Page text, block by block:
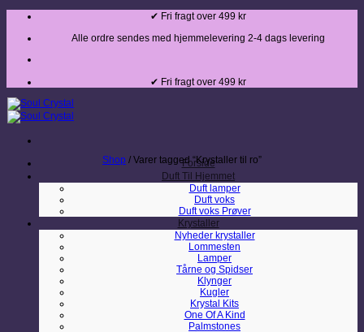
Fortsæt
indhold
✔ Fri fragt over 499 kr
Alle ordre sendes med hjemmelevering 2-4 dags levering
✔ Fri fragt over 499 kr
Forside
Duft Til Hjemmet
Duft lamper
Duft voks
Duft voks Prøver
Krystaller
Nyheder krystaller
Lommesten
Lamper
Tårne og Spidser
Klynger
Kugler
Krystal Kits
One Of A Kind
Palmstones
Shop / Varer tagged “Krystaller til ro”